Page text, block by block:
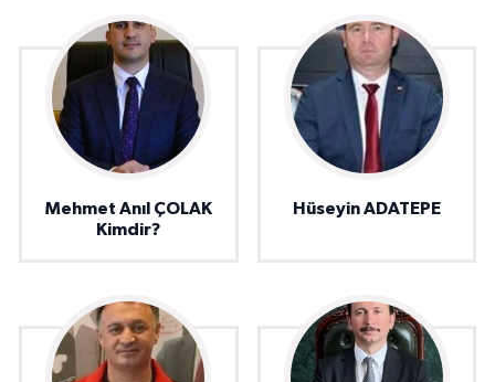
Mehmet Anıl ÇOLAK
Kimdir?
Hüseyin ADATEPE